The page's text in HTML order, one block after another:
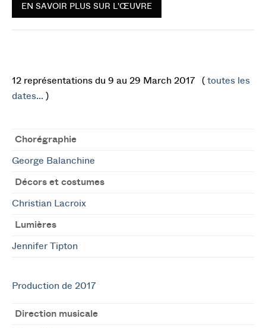
EN SAVOIR PLUS SUR L'ŒUVRE
12 représentations du 9 au 29 March 2017 ( toutes les
dates... )
Chorégraphie
George Balanchine
Décors et costumes
Christian Lacroix
Lumières
Jennifer Tipton
Production de 2017
Direction musicale